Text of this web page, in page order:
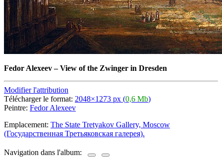
Fedor Alexeev–View of the Zwinger in Dresden
Modifier l'attribution
Télécharger le format: 2048×1273 px (0,6 Mb)
Peintre: Fedor Alexeev
Emplacement: The State Tretyakov Gallery, Moscow
(Государственная Третьяковская галерея).
Navigation dans l'album: